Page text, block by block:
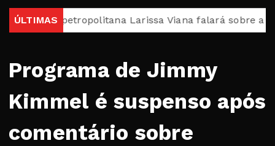
ÚLTIMAS
petropolitana Larissa Viana falará sobre a carreira
Programa de Jimmy
Kimmel é suspenso após
comentário sobre